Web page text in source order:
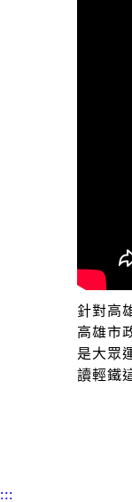
針對高
高雄市
是大眾
讀輕鐵
:::